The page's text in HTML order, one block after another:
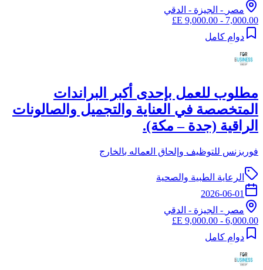
مصر - الجيزة - الدقي
7,000.00 - 9,000.00 E£
دوام كامل
مطلوب للعمل بإحدى أكبر البراندات
المتخصصة في العناية والتجميل والصالونات
الراقية (جدة – مكة).
فوربزنس للتوظيف وإلحاق العماله بالخارج
الرعاية الطبية والصحية
2026-06-01
مصر - الجيزة - الدقي
6,000.00 - 9,000.00 E£
دوام كامل